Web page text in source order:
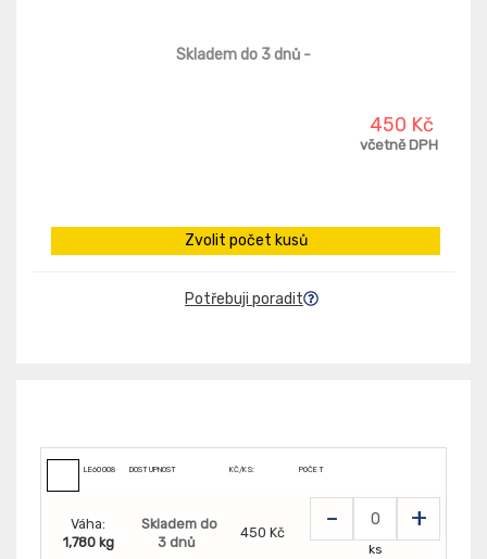
Skladem do 3 dnů -
450 Kč
včetně DPH
Zvolit počet kusů
Potřebuji poradit
LE60008 DOSTUPNOST KČ/KS: POČET
Váha:
1,780 kg
Skladem do
3 dnů
450 Kč - +
ks